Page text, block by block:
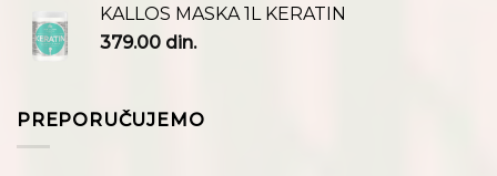
KALLOS MASKA 1L KERATIN
379.00 din.
PREPORUČUJEMO